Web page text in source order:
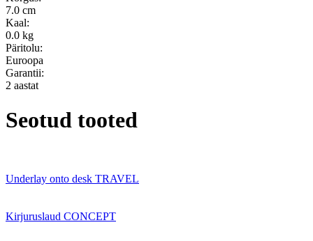
7.0 cm
Kaal:
0.0 kg
Päritolu:
Euroopa
Garantii:
2 aastat
Seotud tooted
Underlay onto desk TRAVEL
Kirjuruslaud CONCEPT